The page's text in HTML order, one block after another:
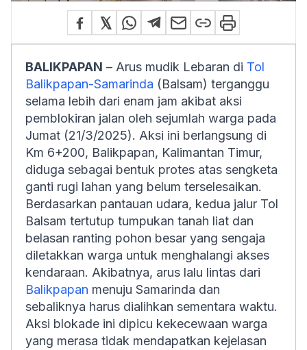
BALIKPAPAN – Arus mudik Lebaran di Tol
Balikpapan-Samarinda (Balsam) terganggu
selama lebih dari enam jam akibat aksi
pemblokiran jalan oleh sejumlah warga pada
Jumat (21/3/2025). Aksi ini berlangsung di
Km 6+200, Balikpapan, Kalimantan Timur,
diduga sebagai bentuk protes atas sengketa
ganti rugi lahan yang belum terselesaikan.
Berdasarkan pantauan udara, kedua jalur Tol
Balsam tertutup tumpukan tanah liat dan
belasan ranting pohon besar yang sengaja
diletakkan warga untuk menghalangi akses
kendaraan. Akibatnya, arus lalu lintas dari
Balikpapan menuju Samarinda dan
sebaliknya harus dialihkan sementara waktu.
Aksi blokade ini dipicu kekecewaan warga
yang merasa tidak mendapatkan kejelasan